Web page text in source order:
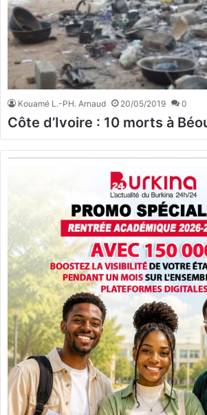
Kouamé L.-PH. Arnaud 20/05/2019 0
Côte d’Ivoire : 10 morts à